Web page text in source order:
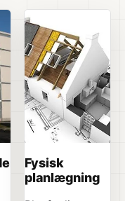
ogFysisk
planlægning